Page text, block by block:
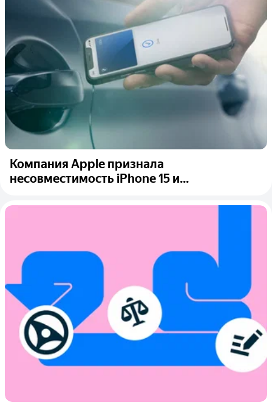
Компания Apple признала
несовместимость iPhone 15 и...